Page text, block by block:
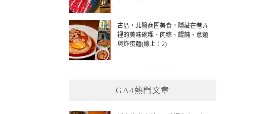
古厝，北醫商圈美食，隱藏在巷弄
裡的美味碗粿、肉粽、餛飩、意麵
與炸蛋麵(線上：2)
GA4熱門文章